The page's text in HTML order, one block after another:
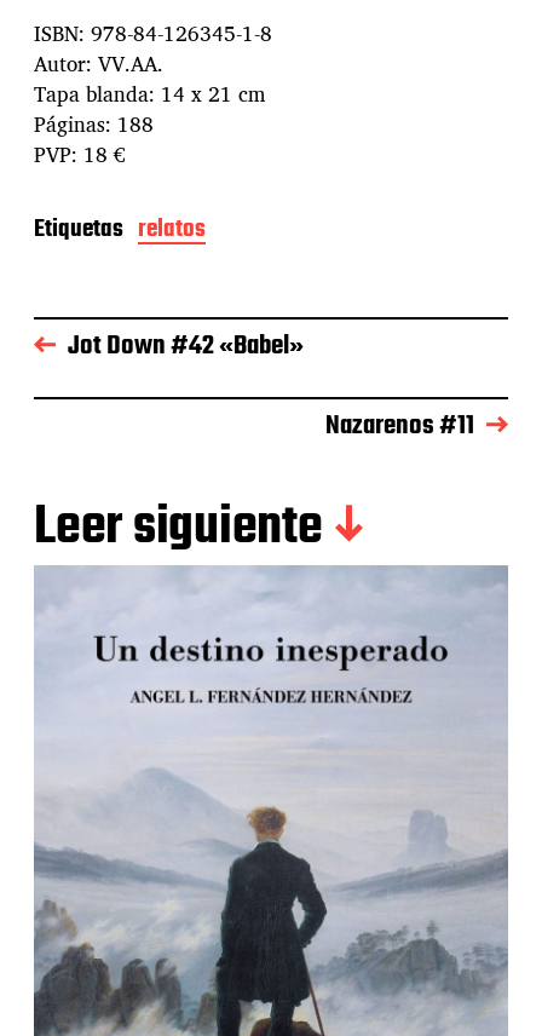
ISBN: 978-84-126345-1-8
Autor: VV.AA.
Tapa blanda: 14 x 21 cm
Páginas: 188
PVP: 18 €
Etiquetas relatos
Jot Down #42 «Babel»
Nazarenos #11
Leer siguiente